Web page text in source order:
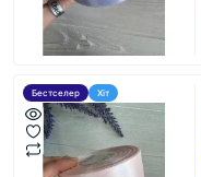
Бестселер Хіт